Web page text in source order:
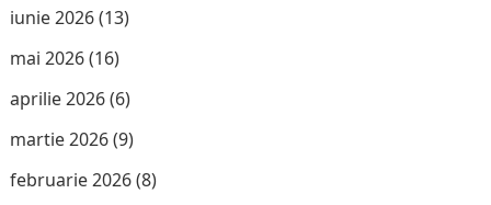
iunie 2026(13)
mai 2026(16)
aprilie 2026(6)
martie 2026(9)
februarie 2026(8)